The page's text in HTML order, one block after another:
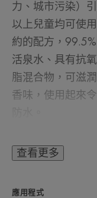
力、城市污染）
以上兒童均可使
約的配方，
活泉水、具有抗
脂混合物，可滋
香味，使用起來
查看更多
應用程式